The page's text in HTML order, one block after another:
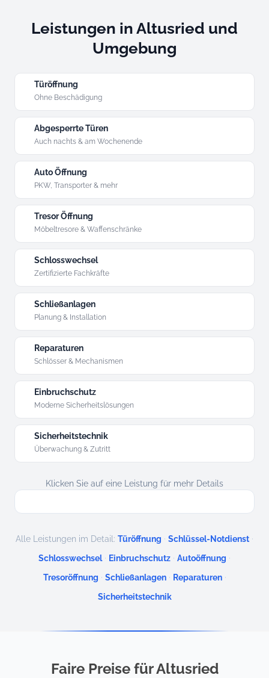
Leistungen in Altusried und
Umgebung
Türöffnung
Ohne Beschädigung
Abgesperrte Türen
Auch nachts & am Wochenende
Auto Öffnung
PKW, Transporter & mehr
Tresor Öffnung
Möbeltresore & Waffenschränke
Schlosswechsel
Zertifizierte Fachkräfte
Schließanlagen
Planung & Installation
Reparaturen
Schlösser & Mechanismen
Einbruchschutz
Moderne Sicherheitslösungen
Sicherheitstechnik
Überwachung & Zutritt
Klicken Sie auf eine Leistung für mehr Details
Alle Leistungen im Detail: Türöffnung · Schlüssel-Notdienst ·
Schlosswechsel · Einbruchschutz · Autoöffnung ·
Tresoröffnung · Schließanlagen · Reparaturen ·
Sicherheitstechnik
Faire Preise für Altusried